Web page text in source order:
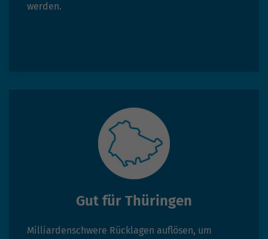
werden.
Gut für Thüringen
Milliardenschwere Rücklagen auflösen, um